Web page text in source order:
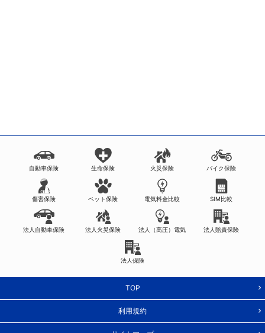
自動車保険 生命保険 火災保険 バイク保険
傷害保険 ペット保険 電気料金比較 SIM比較
法人自動車保険 法人火災保険 法人（高圧）電気 法人賠責保険
法人保険
TOP
利用規約